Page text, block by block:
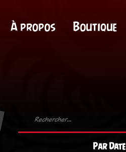
À propos Boutique
Par Date